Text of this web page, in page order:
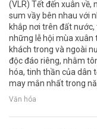
(VLR) Tết đến xuân
sum vầy bên nhau với
khắp nơi trên đất
những lễ hội mùa xuân
khách trong và ngoài
độc đáo riêng, nhằm
hóa, tinh thần của dân
may mắn nhất trong
Văn hóa